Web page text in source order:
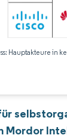
Hauptakteure in
Mordor